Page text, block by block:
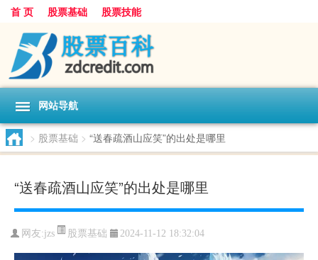
首 页 股票基础 股票技能
网站导航
> 股票基础 > “送春疏酒山应笑”的出处是哪里
“送春疏酒山应笑”的出处是哪里
网友:jzs 股票基础 2024-11-12 18:32:04